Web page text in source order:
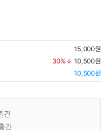
15,000원
30%↓ 10,500원
10,500원
간
간